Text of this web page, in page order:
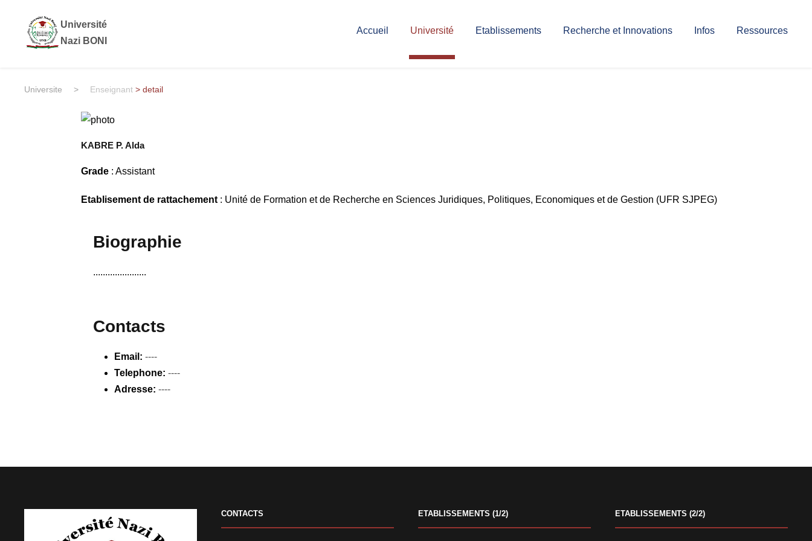
Université
Nazi BONI
Accueil Université Etablissements Recherche et Innovations Infos Ressources
Universite > Enseignant > detail
KABRE P. Alda
Grade : Assistant
Etablisement de rattachement: Unité de Formation et de Recherche en Sciences Juridiques, Politiques, Economiques et de Gestion (UFR SJPEG)
Biographie
......................
Contacts
Email: ----
Telephone: ----
Adresse: ----
CONTACTS ETABLISSEMENTS (1/2) ETABLISSEMENTS (2/2)